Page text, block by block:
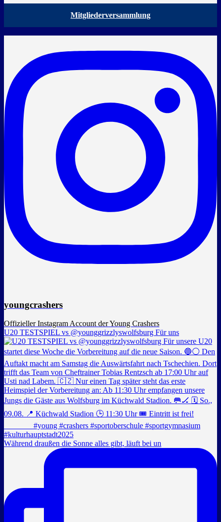
Mitgliederversammlung
youngcrashers
Offizieller Instagram Account der Young Crashers
U20 TESTSPIEL vs @younggrizzlyswolfsburg Für uns
Während draußen die Sonne alles gibt, läuft bei un